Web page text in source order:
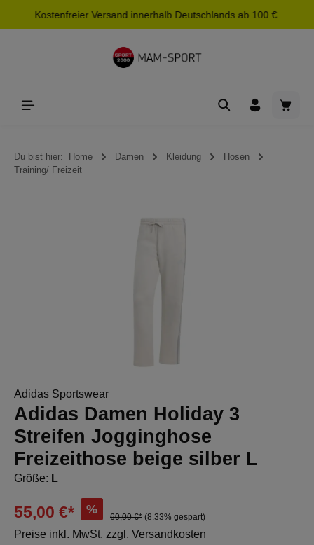
springen
Kostenfreier Versand innerhalb Deutschlands ab 100 €
Du bist hier: Home Damen Kleidung
Hosen
Training/ Freizeit
Bildergalerie überspringen
Adidas Sportswear
Adidas Damen Holiday 3
Streifen Jogginghose
Freizeithose beige silber L
Größe: L
55,00 €* %
60,00 €* (8.33% gespart)
Preise inkl. MwSt. zzgl. Versandkosten